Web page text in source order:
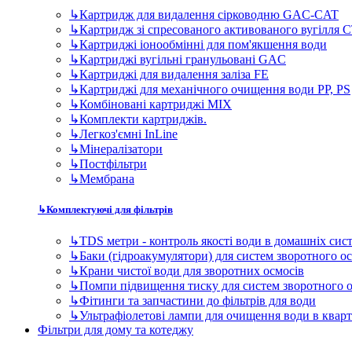
↳Картридж для видалення сірководню GAC-CAT
↳Картридж зі спресованого активованого вугілля
↳Картриджі іонообмінні для пом'якшення води
↳Картриджі вугільні гранульовані GAC
↳Картриджі для видалення заліза FE
↳Картриджі для механічного очищення води PP, PS
↳Комбіновані картриджі MIX
↳Комплекти картриджів.
↳Легкоз'ємні InLine
↳Мінералізатори
↳Постфільтри
↳Мембрана
↳Комплектуючі для фільтрів
↳TDS метри - контроль якості води в домашніх
↳Баки (гідроакумулятори) для систем зворотного
↳Крани чистої води для зворотних осмосів
↳Помпи підвищення тиску для систем зворотного
↳Фітинги та запчастини до фільтрів для води
↳Ультрафіолетові лампи для очищення води в
Фільтри для дому та котеджу